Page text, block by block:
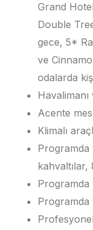
Grand
Double
gece, 5*
ve
odalarda
Acente
Klimalı
Programda